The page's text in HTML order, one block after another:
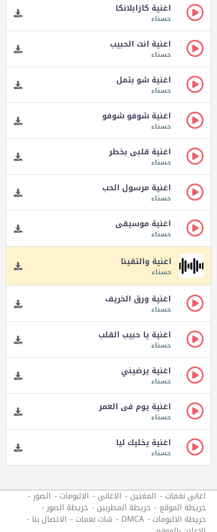
اغنية كازابلانكا
حسناء
اغنية انت الحبيب
حسناء
اغنية شو بتمل
حسناء
اغنية شوفو شوفو
حسناء
اغنية قلبى بخطر
حسناء
اغنية مرسول الحب
حسناء
اغنية موسيقى
حسناء
اغنية والتقينا
حسناء
اغنية ورق الخريف
حسناء
اغنية يا حبيب القلب
حسناء
اغنية يرضيني
حسناء
اغنية يوم فى العمر
حسناء
اغنية يخليك ليا
حسناء
اغانى نغمات المغنين الاغانى الالبومات الصور
خريطة الموقع خريطة المطربين خريطة الصور
خريطة الالبومات DMCA شات نغمات الاتصال بنا